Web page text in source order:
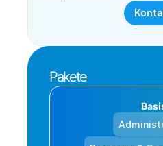
Pakete